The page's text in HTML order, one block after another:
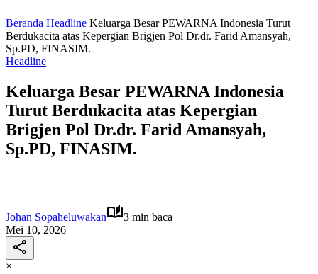
Beranda Headline Keluarga Besar PEWARNA Indonesia Turut
Berdukacita atas Kepergian Brigjen Pol Dr.dr. Farid Amansyah,
Sp.PD, FINASIM.
Headline
Keluarga Besar PEWARNA Indonesia
Turut Berdukacita atas Kepergian
Brigjen Pol Dr.dr. Farid Amansyah,
Sp.PD, FINASIM.
Johan Sopaheluwakan
3 min baca
Mei 10, 2026
×